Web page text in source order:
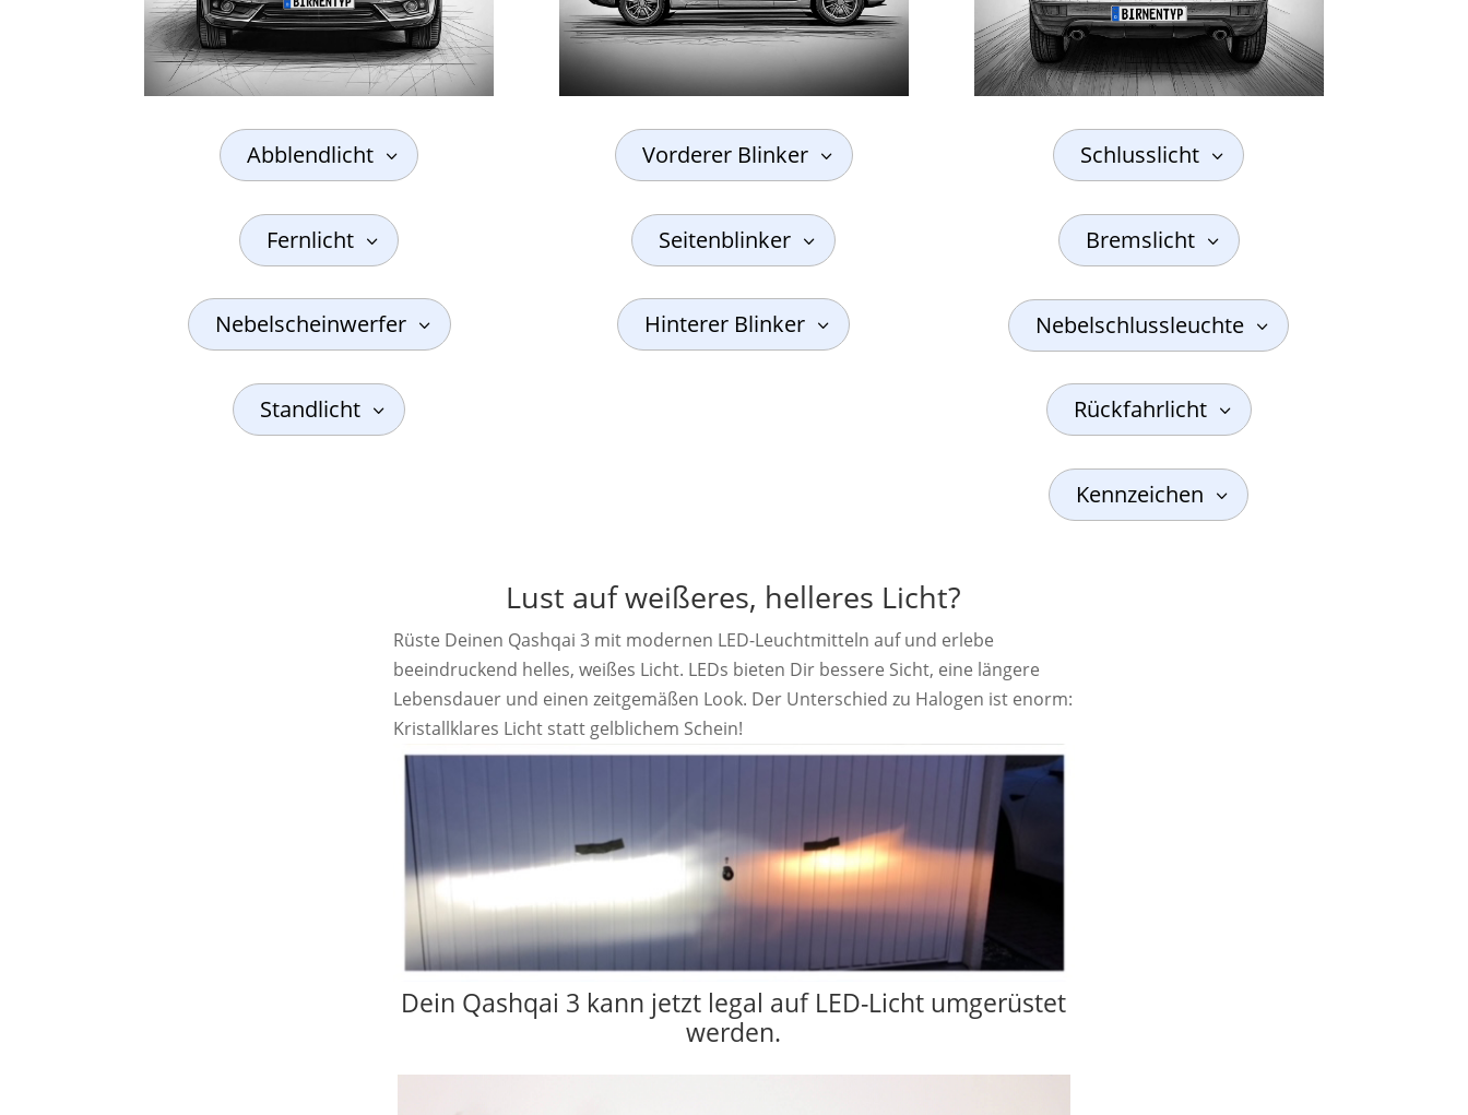
Abblendlicht
Fernlicht
Nebelscheinwerfer
Standlicht
Vorderer Blinker
Seitenblinker
Hinterer Blinker
Schlusslicht
Bremslicht
Nebelschlussleuchte
Rückfahrlicht
Kennzeichen
Lust auf weißeres, helleres Licht?
Rüste Deinen Qashqai 3 mit modernen LED-Leuchtmitteln auf und erlebe
beeindruckend helles, weißes Licht. LEDs bieten Dir bessere Sicht, eine längere
Lebensdauer und einen zeitgemäßen Look. Der Unterschied zu Halogen ist enorm:
Kristallklares Licht statt gelblichem Schein!
Dein Qashqai 3 kann jetzt legal auf LED-Licht umgerüstet
werden.